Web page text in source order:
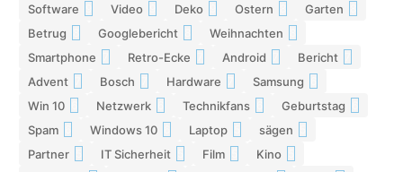
Software Video Deko Ostern Garten
Betrug Googlebericht Weihnachten
Smartphone Retro-Ecke Android Bericht
Advent Bosch Hardware Samsung
Win 10 Netzwerk Technikfans Geburtstag
Spam Windows 10 Laptop sägen
Partner IT Sicherheit Film Kino